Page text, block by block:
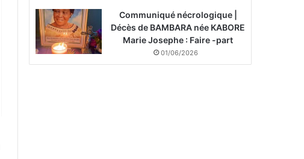
Communiqué nécrologique |
Décès de BAMBARA née KABORE
Marie Josephe : Faire -part
01/06/2026